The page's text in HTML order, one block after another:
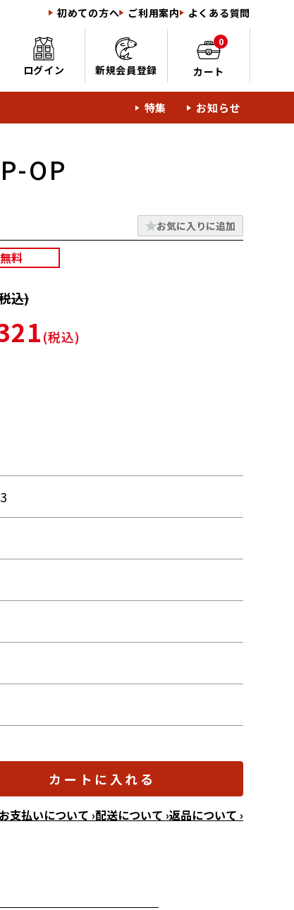
初めての方へ ご利用案内 よくある質問
ログイン 新規会員登録
0
カート
特集 お知らせ
OP
お気に入りに追加
料
込)
(税込)
カートに入れる
お支払いについて ›配送について ›返品について ›